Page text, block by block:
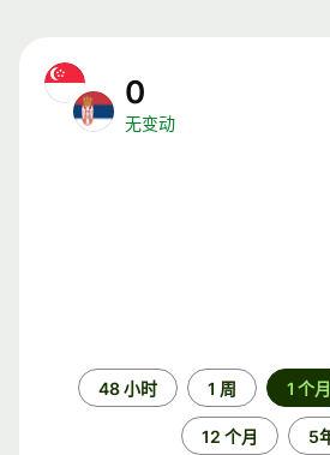
0
无变动
48 小时 1 周 1 个月
12 个月 5